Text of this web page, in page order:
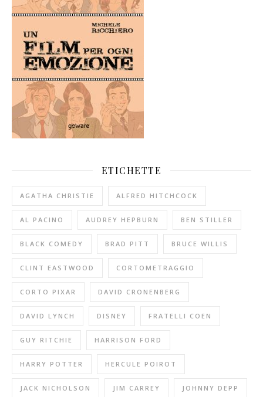
ETICHETTE
AGATHA CHRISTIE ALFRED HITCHCOCK
AL PACINO AUDREY HEPBURN BEN STILLER
BLACK COMEDY BRAD PITT BRUCE WILLIS
CLINT EASTWOOD CORTOMETRAGGIO
CORTO PIXAR DAVID CRONENBERG
DAVID LYNCH DISNEY FRATELLI COEN
GUY RITCHIE HARRISON FORD
HARRY POTTER HERCULE POIROT
JACK NICHOLSON JIM CARREY JOHNNY DEPP